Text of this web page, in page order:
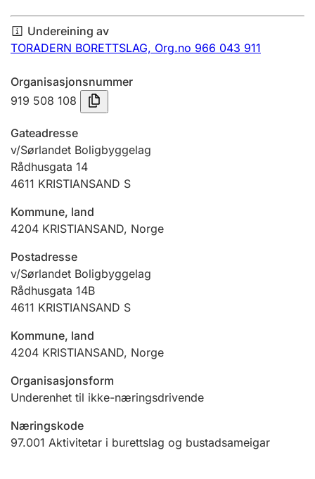
Årsrekneskap
Innsending og forseinkingsgebyr
Tinglysing
Jeger
Betaling og jegeravgiftskort
Ektepaktrettleiaren
Andre tema
Undereining av
TORADERN BORETTSLAG, Org.no 966 043 911
Organisasjonsnummer
919 508 108
Gateadresse
v/Sørlandet Boligbyggelag
Rådhusgata 14
4611 KRISTIANSAND S
Kommune, land
4204 KRISTIANSAND, Norge
Postadresse
v/Sørlandet Boligbyggelag
Rådhusgata 14B
4611 KRISTIANSAND S
Kommune, land
4204 KRISTIANSAND, Norge
Organisasjonsform
Underenhet til ikke-næringsdrivende
Næringskode
97.001 Aktivitetar i burettslag og bustadsameigar